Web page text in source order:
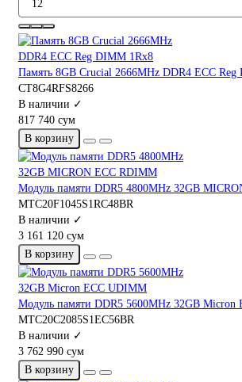
Память 8GB Crucial 2666MHz DDR4 ECC
CT8G4RFS8266
В наличии ✓
817 740 сум
В корзину
Модуль памяти DDR5 4800MHz 32GB
MTC20F1045S1RC48BR
В наличии ✓
3 161 120 сум
В корзину
Модуль памяти DDR5 5600MHz 32GB Micron
MTC20C2085S1EC56BR
В наличии ✓
3 762 990 сум
В корзину